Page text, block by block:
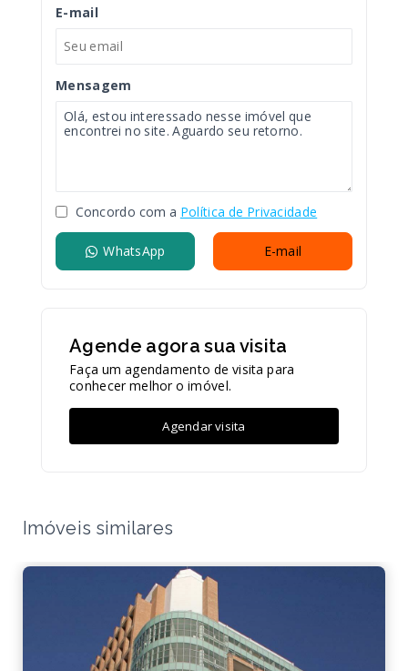
E-mail
Mensagem
Concordo com a Política de Privacidade
WhatsApp E-mail
Agende agora sua visita
Faça um agendamento de visita para
conhecer melhor o imóvel.
Agendar visita
Imóveis similares